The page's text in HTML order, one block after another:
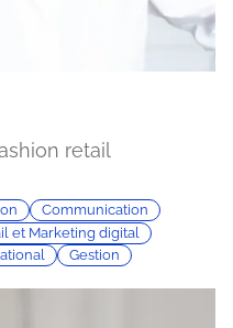
retail
Communication
et Marketing digital
Gestion